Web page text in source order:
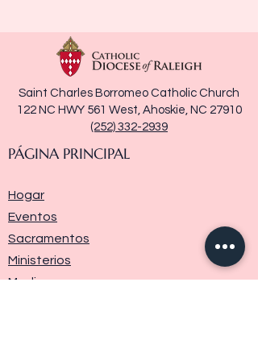
Saint Charles Borromeo Catholic Church
122 NC HWY 561 West, Ahoskie, NC 27910
(252) 332-2939
PÁGINA PRINCIPAL
Hogar
Eventos
Sacramentos
Ministerios
Media